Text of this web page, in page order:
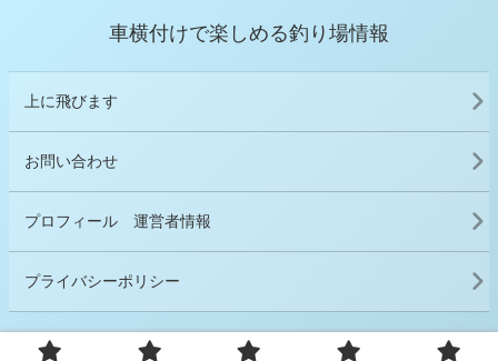
車横付けで楽しめる釣り場情報
上に飛びます
お問い合わせ
プロフィール 運営者情報
プライバシーポリシー